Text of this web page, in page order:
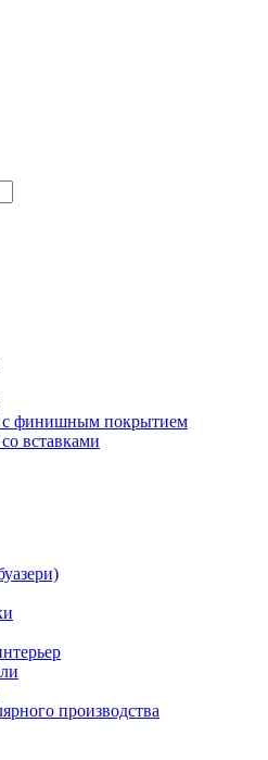
с финишным покрытием
вставками
производства